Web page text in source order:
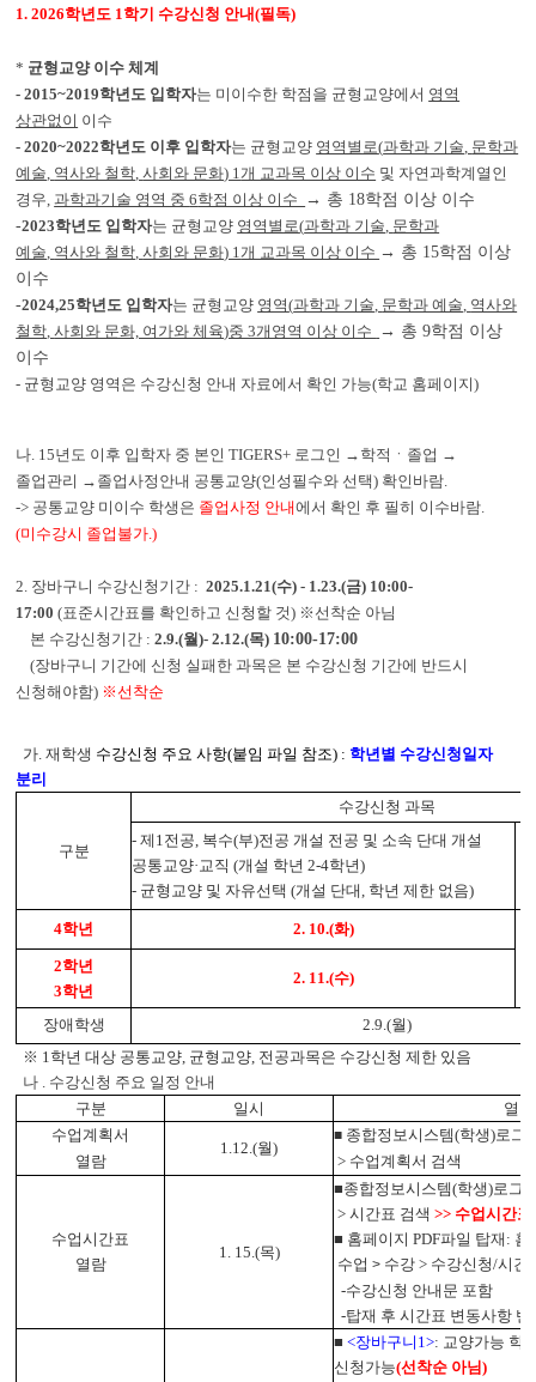
1. 2026학년도 1학기 수강신청 안내(필독)
* 균형교양 이수 체계
- 2015~2019학년도 입학자는 미이수한 학점을 균형교양에서 영역
상관없이 이수
- 2020~2022학년도 이후 입학자는 균형교양 영역별로(과학과 기술, 문학과
예술, 역사와 철학,사회와 문화) 1개 교과목 이상 이수 및 자연과학계열인
경우,과학과기술 영역 중6학점 이상 이수 → 총 18학점 이상 이수
-2023학년도 입학자는 균형교양 영역별로(과학과 기술, 문학과
예술, 역사와 철학,사회와 문화) 1개 교과목 이상 이수 → 총 15학점 이상
이수
-2024,25학년도 입학자는 균형교양 영역(과학과 기술, 문학과 예술, 역사와
철학,사회와 문화, 여가와 체육)중 3개영역 이상 이수 → 총 9학점 이상
이수
- 균형교양 영역은 수강신청 안내 자료에서 확인 가능(학교 홈페이지)
나. 15년도 이후 입학자 중 본인 TIGERS+ 로그인 → 학적ㆍ졸업 →
졸업관리 → 졸업사정안내 공통교양(인성필수와 선택) 확인바람.
-> 공통교양 미이수 학생은 졸업사정 안내에서 확인 후 필히 이수바람.
(미수강시 졸업불가.)
2. 장바구니 수강신청기간 : 2025.1.21(수) - 1.23.(금) 10:00-
17:00 (표준시간표를 확인하고 신청할 것) ※ 선착순 아님
본 수강신청기간 : 2.9.(월)- 2.12.(목) 10:00-17:00
(장바구니 기간에 신청 실패한 과목은 본 수강신청 기간에 반드시
신청해야함) ※선착순
가. 재학생 수강신청 주요 사항(붙임 파일 참조) : 학년별 수강신청일자
분리
구분
수강신청 과목
-제1전공, 복수(부)전공 개설 전공 및 소속 단대 개설
공통교양·교직 (개설 학년 2-4학년)
- 균형교양 및 자유선택 (개설 단대, 학년 제한 없음)
4학년 2. 10.(화)
2학년
3학년
2. 11.(수)
장애학생
2.9.(월)
※ 1학년 대상 공통교양, 균형교양, 전공과목은 수강신청 제한 있음
나 . 수강신청 주요 일정 안내
구분
일시
열
수업계획서
열람
1.12.(월)
■ 종합정보시스템(학생)로그
> 수업계획서 검색
수업시간표
열람
1. 15.(목)
■종합정보시스템(학생)로그
>시간표 검색>> 수업시간
■ 홈페이지 PDF파일 탑재:
수업> 수강> 수강신청/시간
-수강신청 안내문 포함
-탑재 후 시간표 변동사항 반
■<장바구니1>: 교양가능 학
신청가능(선착순 아님)